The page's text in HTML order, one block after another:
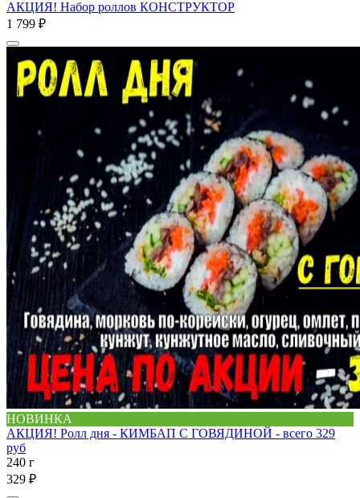
АКЦИЯ! Набор роллов КОНСТРУКТОР
1 799 ₽
НОВИНКА
АКЦИЯ! Ролл дня - КИМБАП С ГОВЯДИНОЙ - всего 329
руб
240 г
329 ₽